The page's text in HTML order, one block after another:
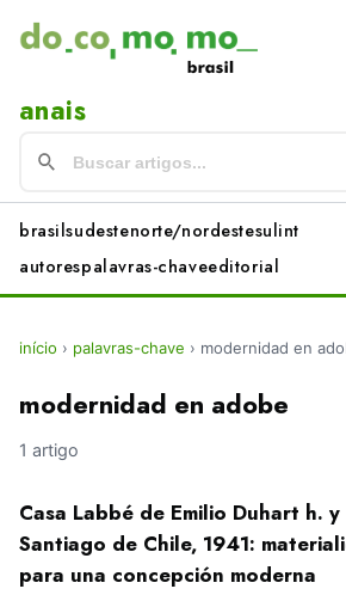
anais
brasilsudestenorte/nordestesulint
autorespalavras-chaveeditorial
início › palavras-chave › modernidad en
modernidad en adobe
1 artigo
Casa Labbé de Emilio Duhart h.
Santiago de Chile, 1941:
para una concepción moderna